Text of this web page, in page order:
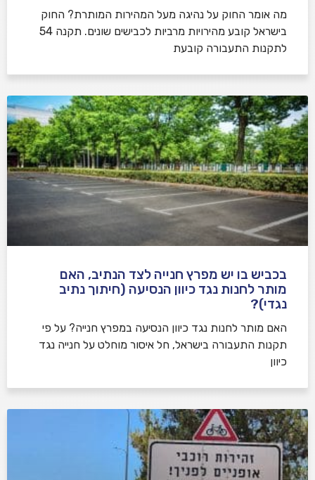
​מה אומר החוק על נהיגה מעל המהירות המותרת? החוק
בישראל קובע מהירויות מרביות לכבישים שונים. תקנה 54
לתקנות התעבורה קובעת
בכביש בו יש מפרץ חנייה לצד הנתיב, האם
מותר לחנות נגד כיוון הנסיעה (חיתוך נתיב
נגדי)?
האם מותר לחנות נגד כיוון הנסיעה במפרץ חנייה? על פי
תקנות התעבורה בישראל, חל איסור מוחלט על חנייה נגד
כיוון